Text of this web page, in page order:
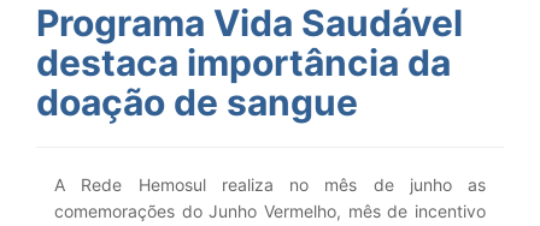
Programa Vida Saudável
destaca importância da
doação de sangue
A Rede Hemosul realiza no mês de junho as
comemorações do Junho Vermelho, mês de incentivo